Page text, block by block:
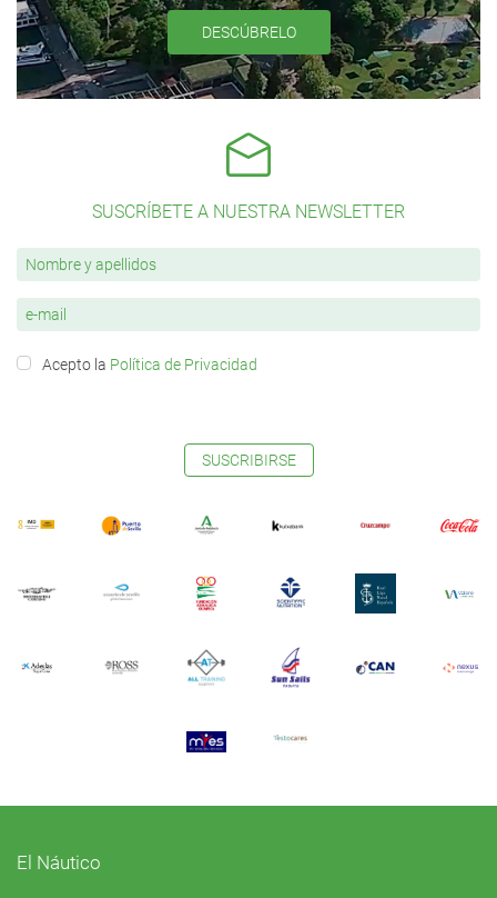
DESCÚBRELO
SUSCRÍBETE A NUESTRA NEWSLETTER
Acepto la Política de Privacidad
SUSCRIBIRSE
El Náutico